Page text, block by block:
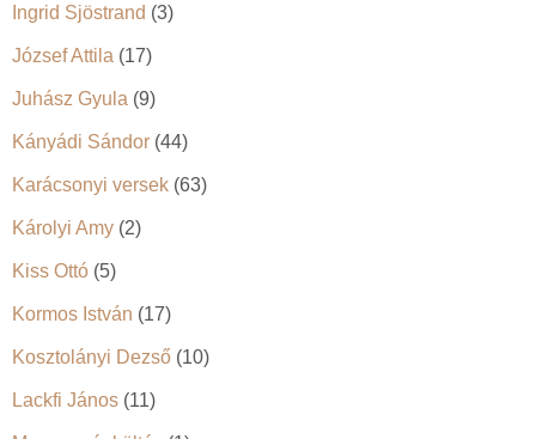
Ingrid Sjöstrand (3)
József Attila (17)
Juhász Gyula (9)
Kányádi Sándor (44)
Karácsonyi versek (63)
Károlyi Amy (2)
Kiss Ottó (5)
Kormos István (17)
Kosztolányi Dezső (10)
Lackfi János (11)